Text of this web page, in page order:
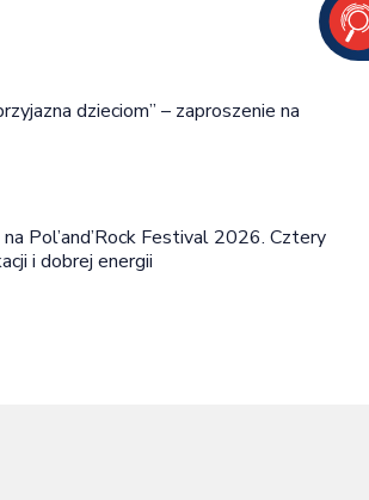
dzieciom” – zaproszenie na
Pol’and’Rock Festival 2026. Cztery
i dobrej energii